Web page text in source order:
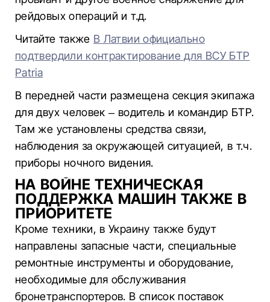
рейдовых операций и т.д.
Читайте также В Латвии официально
подтвердили контрактирование для ВСУ БТР
Patria
В передней части размещена секция экипажа
для двух человек – водитель и командир БТР.
Там же установлены средства связи,
наблюдения за окружающей ситуацией, в т.ч.
приборы ночного видения.
НА ВОЙНЕ ТЕХНИЧЕСКАЯ
ПОДДЕРЖКА МАШИН ТАКЖЕ В
ПРИОРИТЕТЕ
Кроме техники, в Украину также будут
направлены запасные части, специальные
ремонтные инструменты и оборудование,
необходимые для обслуживания
бронетранспортеров. В список поставок